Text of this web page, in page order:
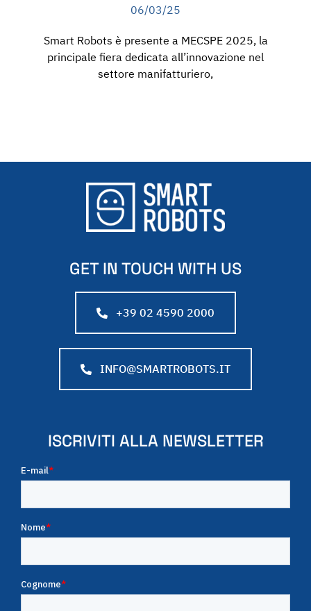
06/03/25
Smart Robots è presente a MECSPE 2025, la
principale fiera dedicata all’innovazione nel
settore manifatturiero,
GET IN TOUCH WITH US
+39 02 4590 2000
INFO@SMARTROBOTS.IT
ISCRIVITI ALLA NEWSLETTER